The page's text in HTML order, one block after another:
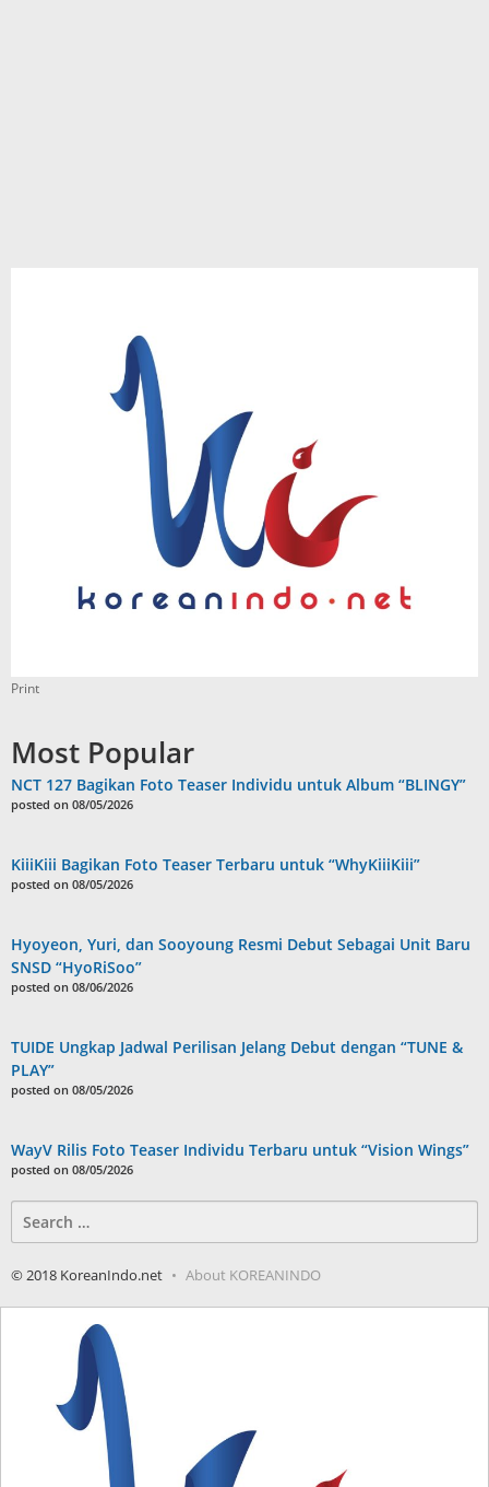
Print
Most Popular
NCT 127 Bagikan Foto Teaser Individu untuk Album “BLINGY”
posted on 08/05/2026
KiiiKiii Bagikan Foto Teaser Terbaru untuk “WhyKiiiKiii”
posted on 08/05/2026
Hyoyeon, Yuri, dan Sooyoung Resmi Debut Sebagai Unit Baru
SNSD “HyoRiSoo”
posted on 08/06/2026
TUIDE Ungkap Jadwal Perilisan Jelang Debut dengan “TUNE &
PLAY”
posted on 08/05/2026
WayV Rilis Foto Teaser Individu Terbaru untuk “Vision Wings”
posted on 08/05/2026
for:
© 2018 KoreanIndo.net About KOREANINDO